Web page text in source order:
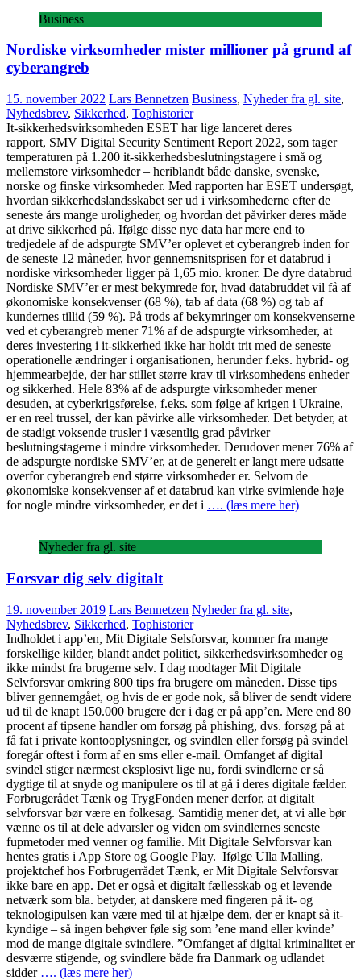
Business
Nordiske virksomheder mister millioner på grund af
cyberangreb
15. november 2022 Lars Bennetzen Business, Nyheder fra gl. site,
Nyhedsbrev, Sikkerhed, Tophistorier
It-sikkerhedsvirksomheden ESET har lige lanceret deres
rapport, SMV Digital Security Sentiment Report 2022, som tager
temperaturen på 1.200 it-sikkerhedsbeslutningstagere i små og
mellemstore virksomheder – heriblandt både danske, svenske,
norske og finske virksomheder. Med rapporten har ESET undersøgt,
hvordan sikkerhedslandsskabet ser ud i virksomhederne efter de
seneste års mange uroligheder, og hvordan det påvirker deres måde
at drive sikkerhed på. Ifølge disse nye data har mere end to
tredjedele af de adspurgte SMV’er oplevet et cyberangreb inden for
de seneste 12 måneder, hvor gennemsnitsprisen for et databrud i
nordiske virksomheder ligger på 1,65 mio. kroner. De dyre databrud
Nordiske SMV’er er mest bekymrede for, hvad databruddet vil få af
økonomiske konsekvenser (68 %), tab af data (68 %) og tab af
kundernes tillid (59 %). På trods af bekymringer om konsekvenserne
ved et cyberangreb mener 71% af de adspurgte virksomheder, at
deres investering i it-sikkerhed ikke har holdt trit med de seneste
operationelle ændringer i organisationen, herunder f.eks. hybrid- og
hjemmearbejde, der har stillet større krav til virksomhedens enheder
og sikkerhed. Hele 83% af de adspurgte virksomheder mener
desuden, at cyberkrigsførelse, f.eks. som følge af krigen i Ukraine,
er en reel trussel, der kan påvirke alle virksomheder. Det betyder, at
de stadigt voksende trusler i væsentlig grad påvirker
beslutningstagerne i mindre virksomheder. Derudover mener 76% af
de adspurgte nordiske SMV’er, at de generelt er langt mere udsatte
overfor cyberangreb end større virksomheder er. Selvom de
økonomiske konsekvenser af et databrud kan virke svimlende høje
for nogle mindre virksomheder, er det i …. (læs mere her)
Nyheder fra gl. site
Forsvar dig selv digitalt
19. november 2019 Lars Bennetzen Nyheder fra gl. site,
Nyhedsbrev, Sikkerhed, Tophistorier
Indholdet i app’en, Mit Digitale Selsforsvar, kommer fra mange
forskellige kilder, blandt andet politiet, sikkerhedsvirksomheder og
ikke mindst fra brugerne selv. I dag modtager Mit Digitale
Selvforsvar omkring 800 tips fra brugere om måneden. Disse tips
bliver gennemgået, og hvis de er gode nok, så bliver de sendt videre
ud til de knapt 150.000 brugere der i dag er på app’en. Mere end 80
procent af tipsene handler om forsøg på phishing, dvs. forsøg på at
få fat i private kontooplysninger, og svindlen eller forsøg på svindel
foregår oftest i form af en sms eller e-mail. Omfanget af digital
svindel stiger nærmest eksplosivt lige nu, fordi svindlerne er så
dygtige til at snyde og manipulere os til at gå i deres digitale fælder.
Forbrugerådet Tænk og TrygFonden mener derfor, at digitalt
selvforsvar bør være en folkesag. Samtidig mener det, at vi alle bør
vænne os til at dele advarsler og viden om svindlernes seneste
fupmetoder med venner og familie. Mit Digitale Selvforsvar kan
hentes gratis i App Store og Google Play. Ifølge Ulla Malling,
projektchef hos Forbrugerrådet Tænk, er Mit Digitale Selvforsvar
ikke bare en app. Det er også et digitalt fællesskab og et levende
netværk som bla. betyder, at danskere med fingeren på it- og
teknologipulsen kan være med til at hjælpe dem, der er knapt så it-
kyndige – så ingen behøver føle sig som ’ene mand eller kvinde’
mod de mange digitale svindlere. ”Omfanget af digital kriminalitet er
desværre stigende, og svindlere både fra Danmark og udlandet
sidder …. (læs mere her)